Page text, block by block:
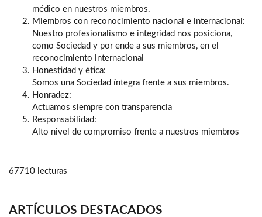
médico en nuestros miembros.
Miembros con reconocimiento nacional e internacional:
Nuestro profesionalismo e integridad nos posiciona,
como Sociedad y por ende a sus miembros, en el
reconocimiento internacional
Honestidad y ética:
Somos una Sociedad íntegra frente a sus miembros.
Honradez:
Actuamos siempre con transparencia
Responsabilidad:
Alto nivel de compromiso frente a nuestros miembros
67710 lecturas
ARTÍCULOS DESTACADOS